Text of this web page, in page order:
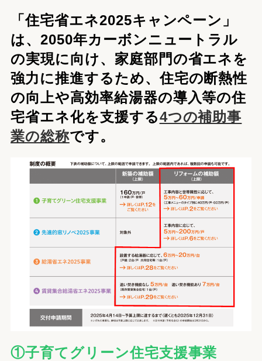
「住宅省エネ2025キャンペーン」
は、2050年カーボンニュートラル
の実現に向け、家庭部門の省エネを
強力に推進するため、住宅の断熱性
の向上や高効率給湯器の導入等の住
宅省エネ化を支援する4つの補助事
業の総称です。
①子育てグリーン住宅支援事業